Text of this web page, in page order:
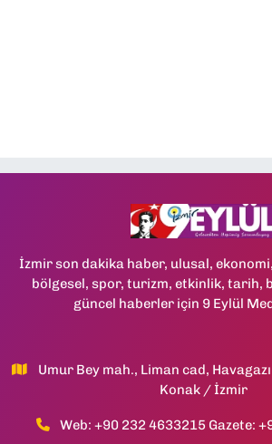
İzmir son dakika haber, ulusal,
bölgesel, spor, turizm, etkinlik, tarih,
güncel haberler için 9 Eylül
Umur Bey mah., Liman cad,
Konak / İzmir
Web: +90 232 4633215 Gazete: